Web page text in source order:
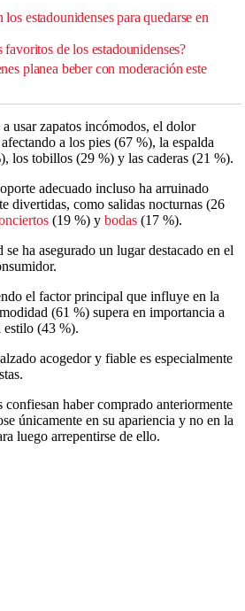
estadounidenses para quedarse en
favoritos de los estadounidenses?
planea beber con moderación este
usar zapatos incómodos, el dolor
a los pies (67 %), la espalda
los tobillos (29 %) y las caderas (21 %).
adecuado incluso ha arruinado
divertidas, como salidas nocturnas (26
(19 %) y bodas (17 %).
ha asegurado un lugar destacado en el
el factor principal que influye en la
(61 %) supera en importancia a
(43 %).
acogedor y fiable es especialmente
haber comprado anteriormente
únicamente en su apariencia y no en la
luego arrepentirse de ello.